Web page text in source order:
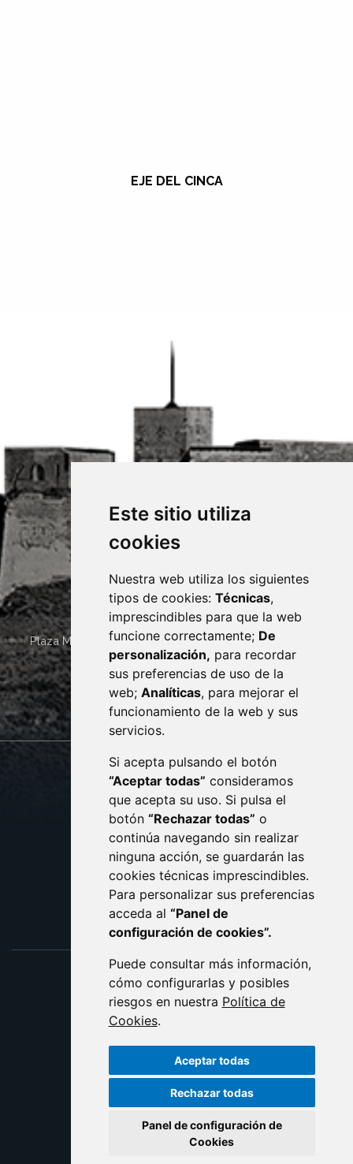
Este sitio utiliza
cookies
Nuestra web utiliza los siguientes
tipos de cookies: Técnicas,
imprescindibles para que la web
funcione correctamente; De
personalización, para recordar
sus preferencias de uso de la
web; Analíticas, para mejorar el
funcionamiento de la web y sus
servicios.
Si acepta pulsando el botón
“Aceptar todas” consideramos
que acepta su uso. Si pulsa el
botón “Rechazar todas” o
continúa navegando sin realizar
ninguna acción, se guardarán las
cookies técnicas imprescindibles.
Para personalizar sus preferencias
acceda al “Panel de
configuración de cookies”.
Puede consultar más información,
cómo configurarlas y posibles
riesgos en nuestra Política de
Cookies.
Aceptar todas
Rechazar todas
Panel de configuración de
Cookies
EJE DEL CINCA
Plaza Mayor 4 22400 MONZÓN - ARAGÓN (ESPAÑA)
· (34) 974 400 700 ·
sac@monzon.es
monzon.es
CONTACTO
AVISO LEGAL
PROTECCIÓN DE DATOS
POLÍTICA DE COOKIES
ACCESIBILIDAD
ENLACE EXTERNO AL